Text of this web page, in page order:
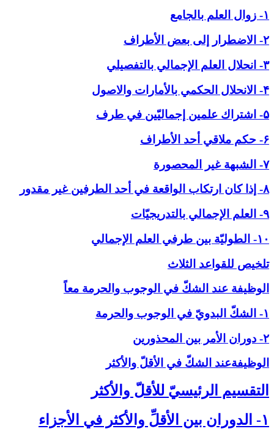
۱- زوال العلم بالجامع
۲- الاضطرار إلى بعض الأطراف
۳- انحلال العلم الإجمالي بالتفصيلي
۴- الانحلال الحكمي بالأمارات والاصول
۵- اشتراك علمين إجماليّين في طرف
۶- حكم ملاقي أحد الأطراف
۷- الشبهة غير المحصورة
۸- إذا كان ارتكاب الواقعة في أحد الطرفين غير مقدور
۹- العلم الإجمالي بالتدريجيّات
۱۰- الطوليّة بين طرفي العلم الإجمالي
تلخيص للقواعد الثلاث
الوظيفة عند الشكّ في ‏الوجوب والحرمة معاً
۱- الشكّ البدويّ في الوجوب والحرمة
۲- دوران الأمر بين المحذورين
الوظيفةعند الشكّ في الأقلّ والأكثر
التقسيم الرئيسيّ للأقلّ والأكثر
۱- الدوران بين الأقلِّ والأكثر في الأجزاء